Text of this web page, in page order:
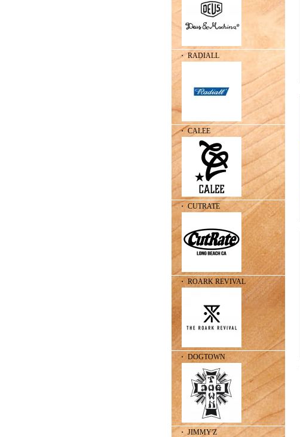
・ RADIALL
・ CALEE
・ CUTRATE
・ ROARK REVIVAL
・ DOGTOWN
・ JIMMY'Z